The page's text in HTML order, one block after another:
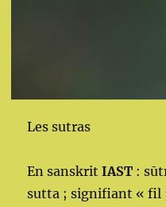
Les sutras
En sanskritIAST :
sutta ; signifiant « fil